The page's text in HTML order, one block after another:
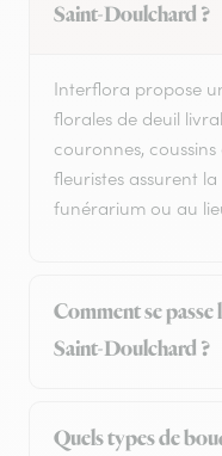
Saint-Doulchard ?
Interflora propose
florales de deuil
couronnes, coussins
fleuristes assurent
funérarium ou au
Comment se
Saint-Doulchard ?
Quels types de